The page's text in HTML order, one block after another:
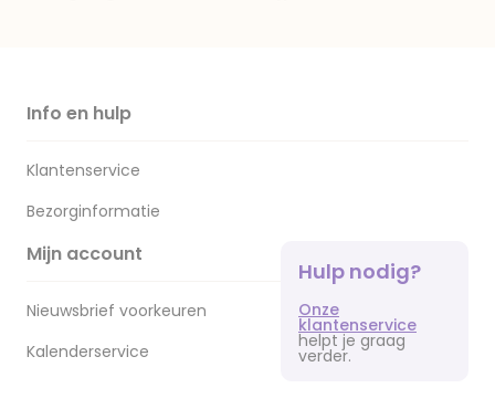
Info en hulp
Klantenservice
Bezorginformatie
Mijn account
Nieuwsbrief voorkeuren
Kalenderservice
Hulp nodig?
Onze
klantenservice
helpt je graag
verder.